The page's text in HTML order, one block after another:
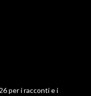
per i racconti e i